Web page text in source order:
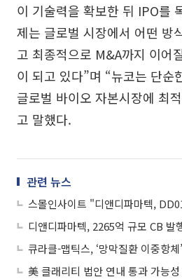
이 기술력을 확보한 뒤 IPO를
제는 글로벌 시장에서 어떤 방
고 최종적으로 M&A까지 이어
이 되고 있다”며 “뉴코는 단순
글로벌 바이오 자본시장에 최
고 말했다.
관련 뉴스
디앤디파마텍, 2265억 규모 CB 발